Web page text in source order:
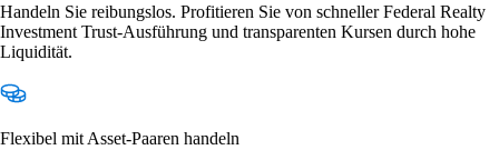
Handeln Sie reibungslos. Profitieren Sie von schneller Federal Realty
Investment Trust-Ausführung und transparenten Kursen durch hohe
Liquidität.
Flexibel mit Asset-Paaren handeln